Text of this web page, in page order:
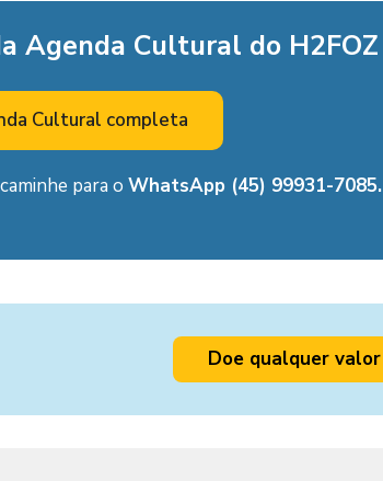
Agenda Cultural do H2FOZ
Cultural completa
para o WhatsApp (45) 99931-7085.
Doe qualquer valor